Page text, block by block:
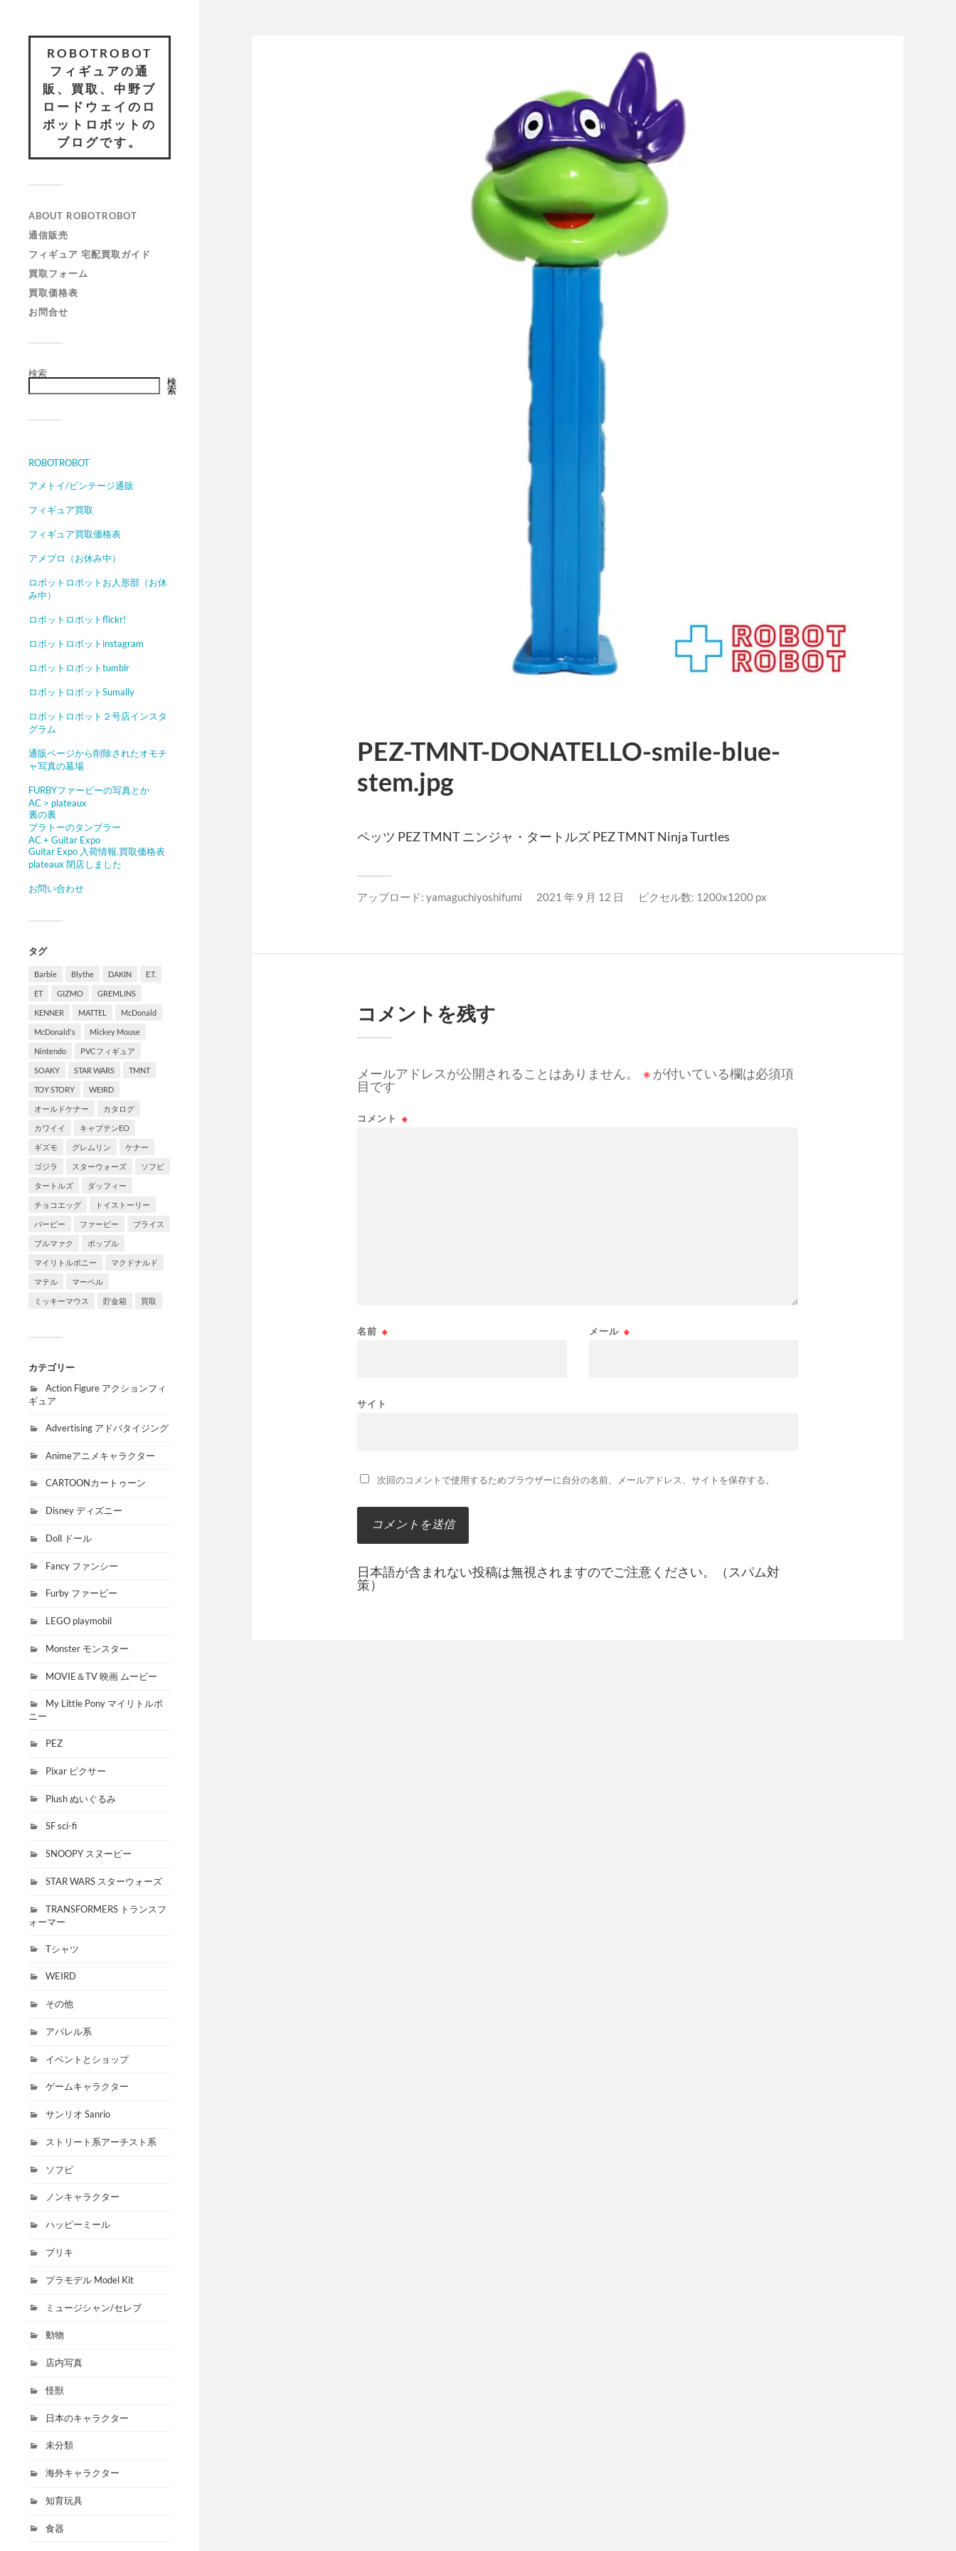
ROBOTROBOT
フィギュアの通
販、買取、中野ブ
ロードウェイのロ
ボットロボットの
ブログです。
ABOUT ROBOTROBOT
通信販売
フィギュア 宅配買取ガイド
買取フォーム
買取価格表
お問合せ
検索
検
索
ROBOTROBOT
アメトイ/ビンテージ通販
フィギュア買取
フィギュア買取価格表
アメブロ（お休み中）
ロボットロボットお人形部（お休
み中）
ロボットロボットflickr!
ロボットロボットinstagram
ロボットロボットtumblr
ロボットロボットSumally
ロボットロボット２号店インスタ
グラム
通販ページから削除されたオモチ
ャ写真の墓場
FURBYファービーの写真とか
AC > plateaux
裏の裏
プラトーのタンブラー
AC + Guitar Expo
Guitar Expo 入荷情報.買取価格表
plateaux 閉店しました
お問い合わせ
タグ
Barbie Blythe DAKIN E.T.
ET GIZMO GREMLINS
KENNER MATTEL McDonald
McDonald's Mickey Mouse
Nintendo PVCフィギュア
SOAKY STAR WARS TMNT
TOY STORY WEIRD
オールドケナー カタログ
カワイイ キャプテンEO
ギズモ グレムリン ケナー
ゴジラ スターウォーズ ソフビ
タートルズ ダッフィー
チョコエッグ トイストーリー
バービー ファービー ブライス
ブルマァク ポップル
マイリトルポニー マクドナルド
マテル マーベル
ミッキーマウス 貯金箱 買取
カテゴリー
Action Figure アクションフィ
ギュア
Advertising アドバタイジング
Animeアニメキャラクター
CARTOONカートゥーン
Disney ディズニー
Doll ドール
Fancy ファンシー
Furby ファービー
LEGO playmobil
Monster モンスター
MOVIE＆TV 映画 ムービー
My Little Pony マイリトルポ
ニー
PEZ
Pixar ピクサー
Plush ぬいぐるみ
SF sci-fi
SNOOPY スヌーピー
STAR WARS スターウォーズ
TRANSFORMERS トランスフ
ォーマー
Tシャツ
WEIRD
その他
アパレル系
イベントとショップ
ゲームキャラクター
サンリオ Sanrio
ストリート系アーチスト系
ソフビ
ノンキャラクター
ハッピーミール
ブリキ
プラモデル Model Kit
ミュージシャン/セレブ
動物
店内写真
怪獣
日本のキャラクター
未分類
海外キャラクター
知育玩具
食器
PEZ-TMNT-DONATELLO-smile-blue-
stem.jpg
ペッツ PEZ TMNT ニンジャ・タートルズ PEZ TMNT Ninja Turtles
アップロード: yamaguchiyoshifumi 2021 年 9 月 12 日 ピクセル数: 1200x1200 px
コメントを残す
メールアドレスが公開されることはありません。 ※ が付いている欄は必須項
目です
コメント ※
名前 ※ メール ※
サイト
次回のコメントで使用するためブラウザーに自分の名前、メールアドレス、サイトを保存する。
日本語が含まれない投稿は無視されますのでご注意ください。（スパム対
策）